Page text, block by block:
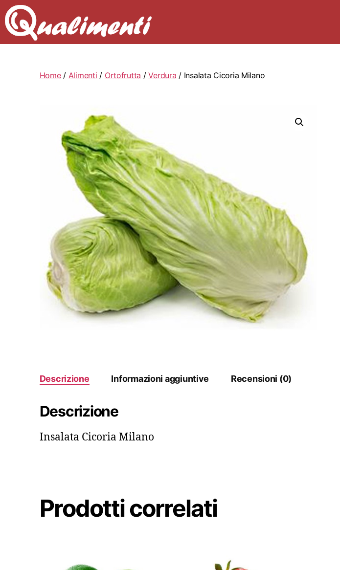
Home/ Alimenti / Ortofrutta /Verdura / Insalata Cicoria Milano
Descrizione Informazioni aggiuntive Recensioni (0)
Descrizione
Insalata Cicoria Milano
Prodotti correlati